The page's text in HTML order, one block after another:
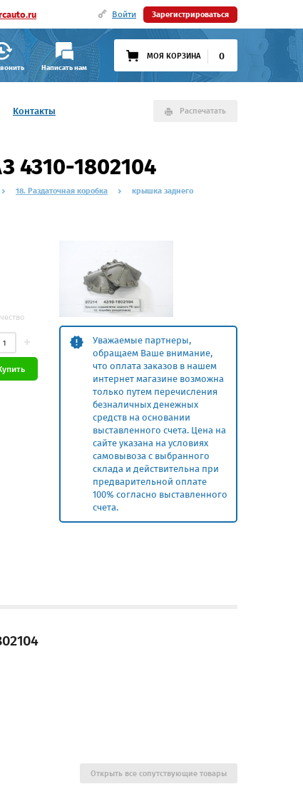
Войти Зарегистрироваться
Написать нам
МОЯ КОРЗИНА 0
Контакты Распечатать
4310-1802104
18. Раздаточная коробка
крышка заднего
Уважаемые партнеры,
обращаем Ваше внимание,
что оплата заказов в нашем
интернет магазине возможна
только путем перечисления
безналичных денежных
средств на основании
выставленного счета. Цена на
сайте указана на условиях
самовывоза с выбранного
склада и действительна при
предварительной оплате
100% согласно выставленного
счета.
Открыть все сопутствующие товары